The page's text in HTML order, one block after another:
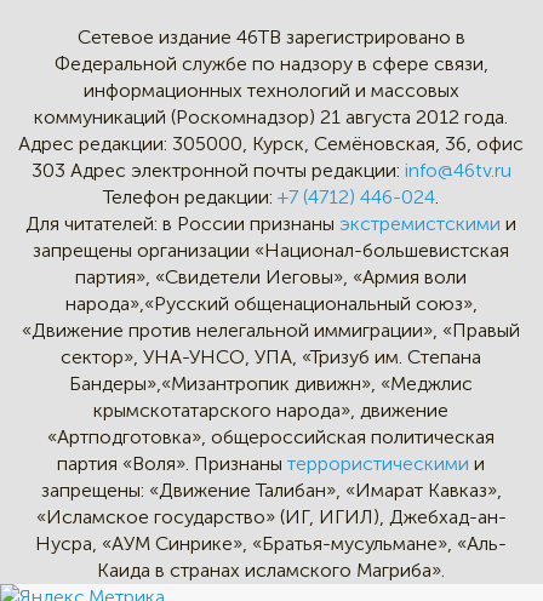
Сетевое издание 46ТВ зарегистрировано в
Федеральной службе по надзору в сфере связи,
информационных технологий и массовых
коммуникаций (Роскомнадзор) 21 августа 2012 года.
Адрес редакции: 305000, Курск, Семёновская, 36, офис
303 Адрес электронной почты редакции: info@46tv.ru
Телефон редакции: +7 (4712) 446-024.
Для читателей: в России признаныэкстремистскими и
запрещены организации «Национал-большевистская
партия», «Свидетели Иеговы», «Армия воли
народа»,«Русский общенациональный союз»,
«Движение против нелегальной иммиграции», «Правый
сектор», УНА-УНСО, УПА, «Тризуб им. Степана
Бандеры»,«Мизантропик дивижн», «Меджлис
крымскотатарского народа», движение
«Артподготовка», общероссийская политическая
партия «Воля». Признанытеррористическими и
запрещены: «Движение Талибан», «Имарат Кавказ»,
«Исламское государство» (ИГ, ИГИЛ), Джебхад-ан-
Нусра, «АУМ Синрике», «Братья-мусульмане», «Аль-
Каида в странах исламского Магриба».